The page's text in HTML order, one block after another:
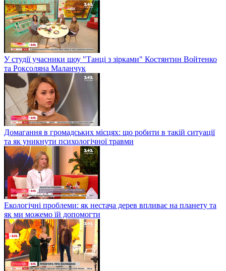
У студії учасники шоу "Танці з зірками" Костянтин Войтенко
та Роксоляна Маланчук
Домагання в громадських місцях: що робити в такій ситуації
та як уникнути психологічної травми
Екологічні проблеми: як нестача дерев впливає на планету та
як ми можемо їй допомогти